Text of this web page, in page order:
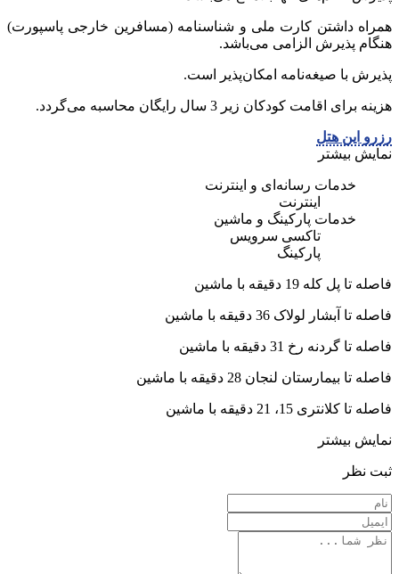
همراه داشتن کارت ملی و شناسنامه (مسافرین خارجی پاسپورت)
هنگام پذیرش الزامی می‌باشد.
پذیرش با صیغه‌نامه امکان‌پذیر است.
هزینه برای اقامت کودکان زیر 3 سال رایگان محاسبه می‌گردد.
رزرو این هتل
نمایش بیشتر
خدمات رسانه‌ای و اینترنت
اینترنت
خدمات پارکینگ و ماشین
تاکسی سرویس
پارکینگ
فاصله تا پل کله 19 دقیقه با ماشین
فاصله تا آبشار لولاک 36 دقیقه با ماشین
فاصله تا گردنه رخ 31 دقیقه با ماشین
فاصله تا بیمارستان لنجان 28 دقیقه با ماشین
فاصله تا کلانتری 15، 21 دقیقه با ماشین
نمایش بیشتر
ثبت نظر